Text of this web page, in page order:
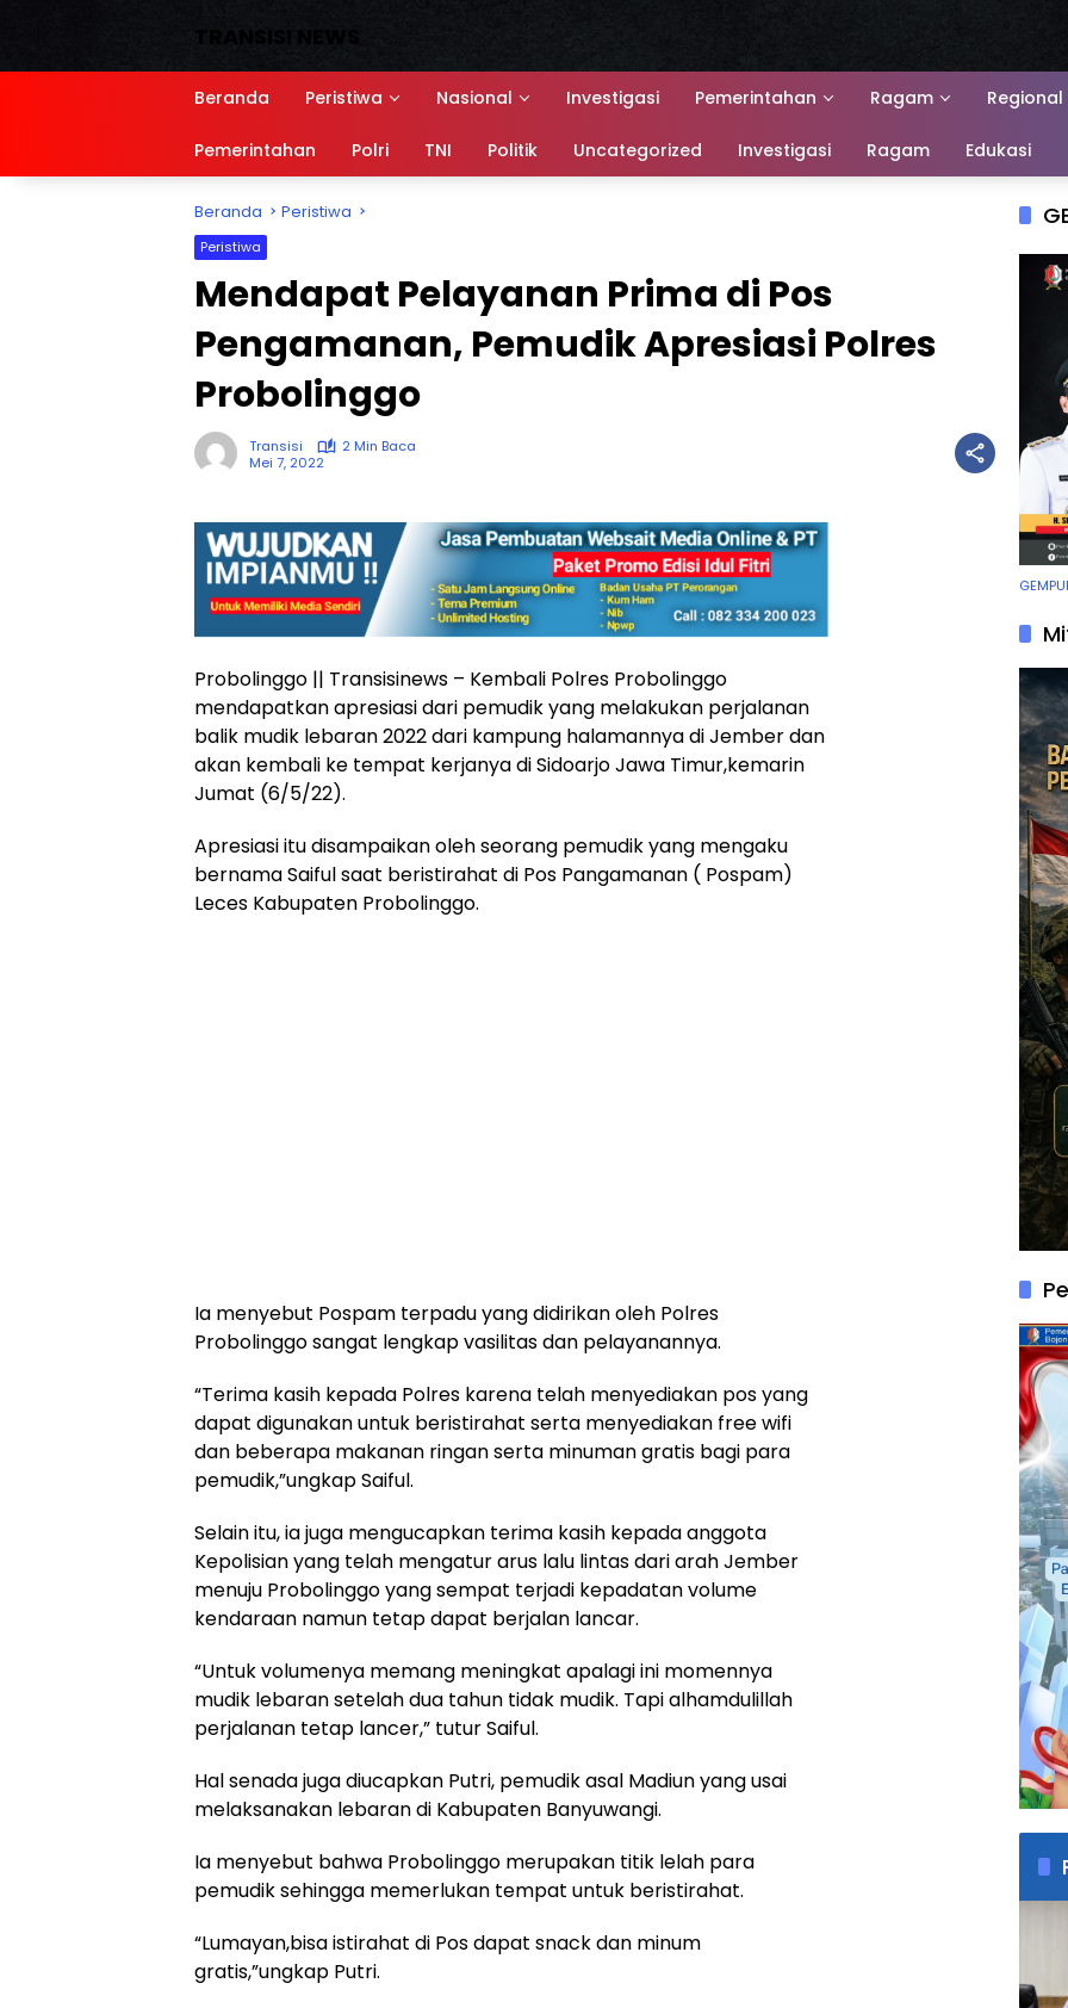
TRANSISI NEWS
Siber,
referensi
Beranda Peristiwa Nasional Investigasi Pemerintahan Ragam Regional
Pemerintahan Polri TNI Politik Uncategorized Investigasi Ragam Edukasi
Beranda Peristiwa
Peristiwa
Mendapat Pelayanan Prima di Pos
Pengamanan, Pemudik Apresiasi Polres
Probolinggo
Transisi
2 Min Baca
Mei 7, 2022
Probolinggo || Transisinews – Kembali Polres Probolinggo
mendapatkan apresiasi dari pemudik yang melakukan perjalanan
balik mudik lebaran 2022 dari kampung halamannya di Jember dan
akan kembali ke tempat kerjanya di Sidoarjo Jawa Timur,kemarin
Jumat (6/5/22).
Apresiasi itu disampaikan oleh seorang pemudik yang mengaku
bernama Saiful saat beristirahat di Pos Pangamanan ( Pospam)
Leces Kabupaten Probolinggo.
Ia menyebut Pospam terpadu yang didirikan oleh Polres
Probolinggo sangat lengkap vasilitas dan pelayanannya.
“Terima kasih kepada Polres karena telah menyediakan pos yang
dapat digunakan untuk beristirahat serta menyediakan free wifi
dan beberapa makanan ringan serta minuman gratis bagi para
pemudik,”ungkap Saiful.
Selain itu, ia juga mengucapkan terima kasih kepada anggota
Kepolisian yang telah mengatur arus lalu lintas dari arah Jember
menuju Probolinggo yang sempat terjadi kepadatan volume
kendaraan namun tetap dapat berjalan lancar.
“Untuk volumenya memang meningkat apalagi ini momennya
mudik lebaran setelah dua tahun tidak mudik. Tapi alhamdulillah
perjalanan tetap lancer,” tutur Saiful.
Hal senada juga diucapkan Putri, pemudik asal Madiun yang usai
melaksanakan lebaran di Kabupaten Banyuwangi.
Ia menyebut bahwa Probolinggo merupakan titik lelah para
pemudik sehingga memerlukan tempat untuk beristirahat.
“Lumayan,bisa istirahat di Pos dapat snack dan minum
gratis,”ungkap Putri.